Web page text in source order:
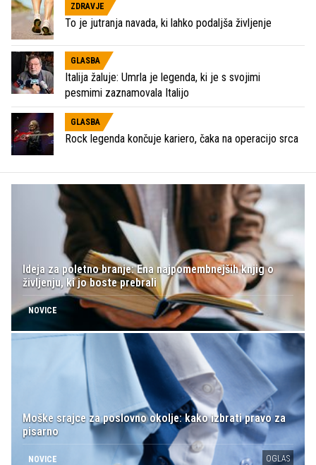
ZDRAVJE
To je jutranja navada, ki lahko podaljša življenje
GLASBA
Italija žaluje: Umrla je legenda, ki je s svojimi
pesmimi zaznamovala Italijo
GLASBA
Rock legenda končuje kariero, čaka na operacijo srca
Ideja za poletno branje: Ena najpomembnejših knjig o
življenju, ki jo boste prebrali
NOVICE
Moške srajce za poslovno okolje: kako izbrati pravo za
pisarno
NOVICE OGLAS